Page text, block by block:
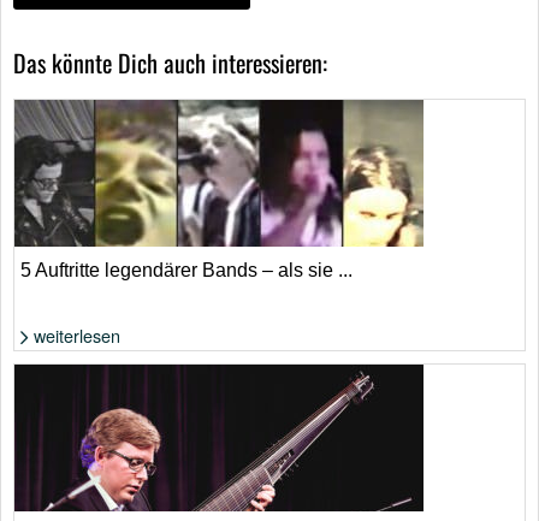
Das könnte Dich auch interessieren:
5 Auftritte legendärer Bands – als sie ...
weiterlesen